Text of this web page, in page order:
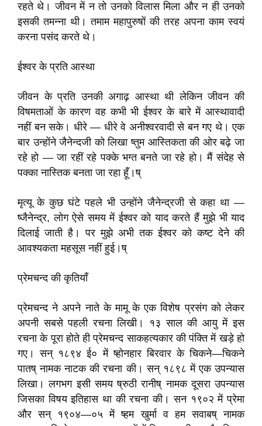
रहते थे। जीवन में न तो उनको विलास मिला और न ही उनको
इसकी तमन्ना थी। तमाम महापुरुषों की तरह अपना काम स्वयं
करना पसंद करते थे।
ईश्वर के प्रति आस्था
जीवन के प्रति उनकी अगाढ़ आस्था थी लेकिन जीवन की
विषमताओं के कारण वह कभी भी ईश्वर के बारे में आस्थावादी
नहीं बन सके। धीरे — धीरे वे अनीश्वरवादी से बन गए थे। एक
बार उन्होंने जैनेन्दजी को लिखा ष्तुम आस्तिकता की ओर बढ़े जा
रहे हो — जा रहीं रहे पक्के भग्त बनते जा रहे हो। मैं संदेह से
पक्का नास्तिक बनता जा रहा हूँ।ष्
मृत्यू के कुछ घंटे पहले भी उन्होंने जैनेन्द्रजी से कहा था —
ष्जैनेन्द्र, लोग ऐसे समय में ईश्वर को याद करते हैं मुझे भी याद
दिलाई जाती है। पर मुझे अभी तक ईश्वर को कष्ट देने की
आवश्यकता महसूस नहीं हुई।ष्
प्रेमचन्द की कृतियाँ
प्रेमचन्द ने अपने नाते के मामू के एक विशेष प्रसंग को लेकर
अपनी सबसे पहली रचना लिखी। १३ साल की आयु में इस
रचना के पूरा होते ही प्रेमचन्द साकहत्यकार की पंक्ति में खड़े हो
गए। सन्‌ १८९४ ई० में ष्होनहार बिरवार के चिकने—चिकने
पातष् नामक नाटक की रचना की। सन्‌ १८९८ में एक उपन्यास
लिखा। लगभग इसी समय ष्रुठी रानीष् नामक दूसरा उपन्यास
जिसका विषय इतिहास था की रचना की। सन १९०२ में प्रेमा
और सन्‌ १९०४—०५ में ष्हम खुर्मा व हम सवाबष् नामक